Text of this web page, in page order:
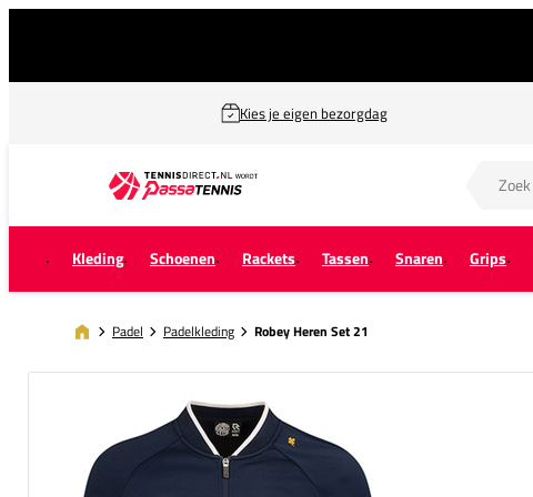
Kies je eigen bezorgdag
Kleding Schoenen Rackets Tassen Snaren Grips
Padel Padelkleding Robey Heren Set 21